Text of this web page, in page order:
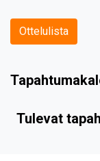
Ottelulista
Tulevat